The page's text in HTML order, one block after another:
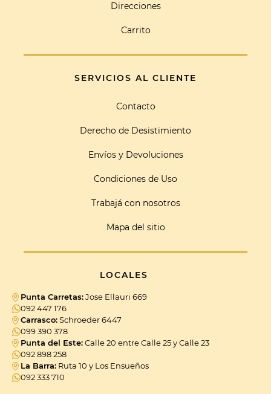
Direcciones
Carrito
SERVICIOS AL CLIENTE
Contacto
Derecho de Desistimiento
Envíos y Devoluciones
Condiciones de Uso
Trabajá con nosotros
Mapa del sitio
LOCALES
Punta Carretas:Jose Ellauri 669
092 447 176
Carrasco:Schroeder 6447
099 390 378
Punta del Este:Calle 20 entre Calle 25 y Calle 23
092 898 258
La Barra: Ruta 10 y Los Ensueños
092 333 710